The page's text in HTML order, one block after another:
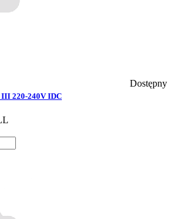
Dostępny
220-240V IDC